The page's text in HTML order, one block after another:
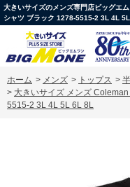
大きいサイズのメンズ専門店ビッグエ
シャツ ブラック 1278-5515-2 3L 4L
ホーム > メンズ > トップス >
> 大きいサイズ メンズ
5515-2 3L 4L 5L 6L 8L